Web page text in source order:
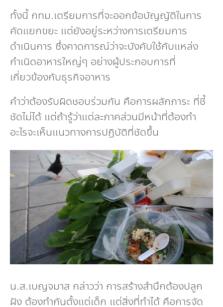
ทั้งนี้ กทม.เตรียมการที่จะออกข้อบัญญัติในการ
คัดแยกขยะ แต่ยังอยู่ระหว่างการเตรียมการ
ดำเนินการ ซึ่งคาดการณ์ว่าจะบังคับใช้กับแหล่ง
กำเนิดอาหารใหญ่ๆ อย่างผู้ประกอบการที่
เกี่ยวข้องกับธุรกิจอาหาร
คำว่าต้องรับผิดชอบร่วมกัน คือการผลักภาระ ที่ชี้
ชัดไม่ได้ แต่ถ้ารู้ว่าแต่ละภาคส่วนมีหน้าที่ต้องทำ
อะไรจะเห็นแนวทางการปฏิบัติที่ชัดขึ้น
น.ส.เบญจมาส กล่าวว่า การสร้างสำนึกต้องปลูก
ฝัง ต้องทำกันตั้งแต่เด็ก แต่สิ่งที่ทำได้ คือการจัด